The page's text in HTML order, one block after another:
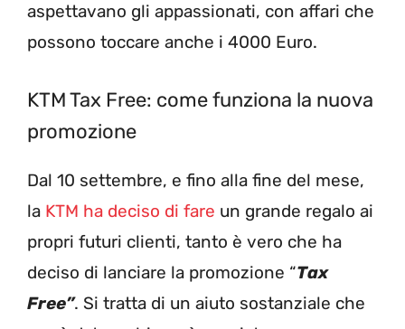
aspettavano gli appassionati, con affari che
possono toccare anche i 4000 Euro.
KTM Tax Free: come funziona la nuova
promozione
Dal 10 settembre, e fino alla fine del mese,
la KTM ha deciso di fare un grande regalo ai
propri futuri clienti, tanto è vero che ha
deciso di lanciare la promozione “Tax
Free”. Si tratta di un aiuto sostanziale che